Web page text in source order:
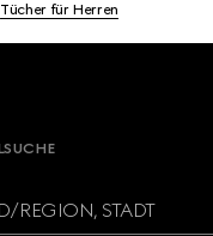
Tücher für Herren
REGION, STADT